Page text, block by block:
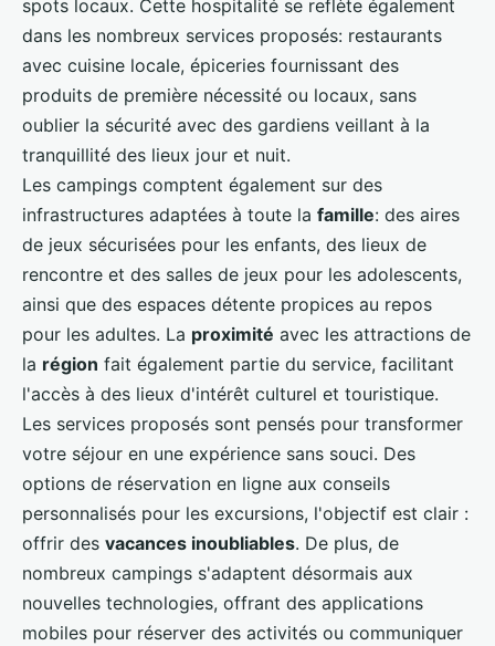
spots locaux. Cette hospitalité se reflète également
dans les nombreux services proposés: restaurants
avec cuisine locale, épiceries fournissant des
produits de première nécessité ou locaux, sans
oublier la sécurité avec des gardiens veillant à la
tranquillité des lieux jour et nuit.
Les campings comptent également sur des
infrastructures adaptées à toute la famille: des aires
de jeux sécurisées pour les enfants, des lieux de
rencontre et des salles de jeux pour les adolescents,
ainsi que des espaces détente propices au repos
pour les adultes. La proximité avec les attractions de
la région fait également partie du service, facilitant
l'accès à des lieux d'intérêt culturel et touristique.
Les services proposés sont pensés pour transformer
votre séjour en une expérience sans souci. Des
options de réservation en ligne aux conseils
personnalisés pour les excursions, l'objectif est clair :
offrir des vacances inoubliables. De plus, de
nombreux campings s'adaptent désormais aux
nouvelles technologies, offrant des applications
mobiles pour réserver des activités ou communiquer